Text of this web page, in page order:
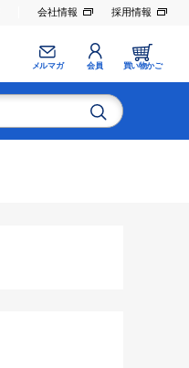
会社情報 採用情報
メルマガ 会員 買い物かご